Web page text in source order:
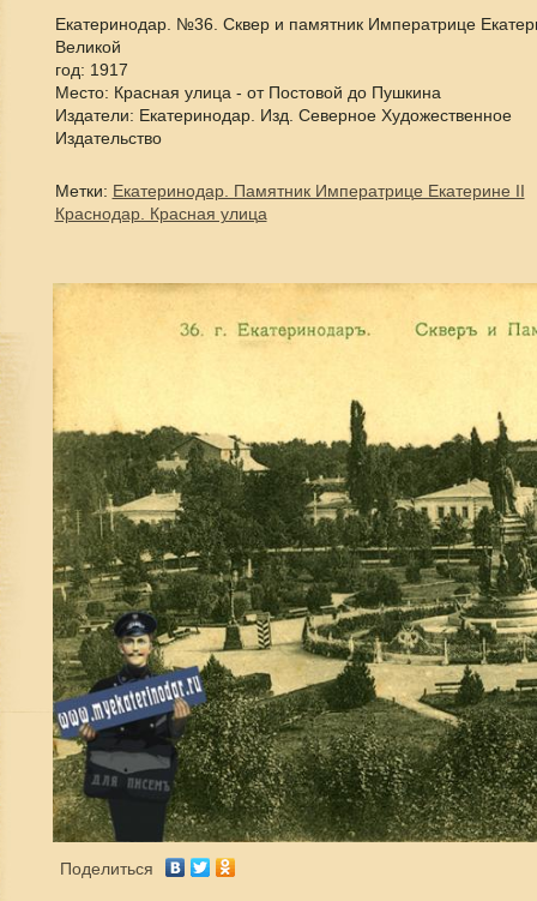
Екатеринодар. №36. Сквер и памятник Императрице
Великой
год: 1917
Место: Красная улица - от Постовой до Пушкина
Издатели: Екатеринодар. Изд. Северное Художественное
Издательство
Метки: Екатеринодар. Памятник Императрице Екатерине II
Краснодар. Красная улица
Поделиться